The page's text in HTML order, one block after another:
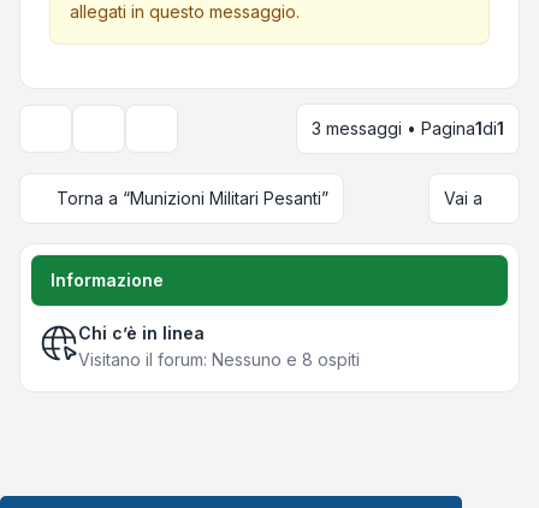
allegati in questo messaggio.
Opzioni di visualizzazione e ordinamento
3 messaggi • Pagina1di1
Torna a “Munizioni Militari Pesanti” Vai a
Informazione
Chi c’è in linea
Visitano il forum: Nessuno e 8 ospiti